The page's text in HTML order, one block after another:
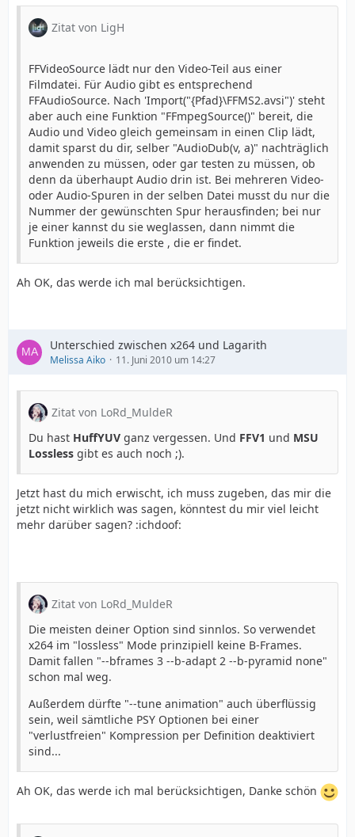
b) Erstellen von Timecodes, mit denen dann der
z.B.:
FFVideoSource("video.mp4",timecodes="timecodes.txt")
danach z.B. mit x264 Encoden:
x264 --tcfile-in timecodes.txt -o neues_video.mkv
eingangsvideo.avs
Zitat von LigH
FFVideoSource lädt nur den Video-Teil aus einer
Filmdatei. Für Audio gibt es entsprechend
FFAudioSource. Nach 'Import("{Pfad}\FFMS2.avsi")' steht
aber auch eine Funktion "FFmpegSource()" bereit, die
Audio und Video gleich gemeinsam in einen Clip lädt,
damit sparst du dir, selber "AudioDub(v, a)" nachträglich
anwenden zu müssen, oder gar testen zu müssen, ob
denn da überhaupt Audio drin ist. Bei mehreren Video-
oder Audio-Spuren in der selben Datei musst du nur die
Nummer der gewünschten Spur herausfinden; bei nur
je einer kannst du sie weglassen, dann nimmt die
Funktion jeweils die erste , die er findet.
Ah OK, das werde ich mal berücksichtigen.
Unterschied zwischen x264 und Lagarith
Melissa Aiko 11. Juni 2010 um 14:27
Zitat von LoRd_MuldeR
Du hast HuffYUV ganz vergessen. Und FFV1 und MSU
Lossless gibt es auch noch ;).
Jetzt hast du mich erwischt, ich muss zugeben, das mir die
jetzt nicht wirklich was sagen, könntest du mir viel leicht
mehr darüber sagen? :ichdoof:
Zitat von LoRd_MuldeR
Die meisten deiner Option sind sinnlos. So verwendet
x264 im "lossless" Mode prinzipiell keine B-Frames.
Damit fallen "--bframes 3 --b-adapt 2 --b-pyramid none"
schon mal weg.
Außerdem dürfte "--tune animation" auch überflüssig
sein, weil sämtliche PSY Optionen bei einer
"verlustfreien" Kompression per Definition deaktiviert
sind...
Ah OK, das werde ich mal berücksichtigen, Danke schön